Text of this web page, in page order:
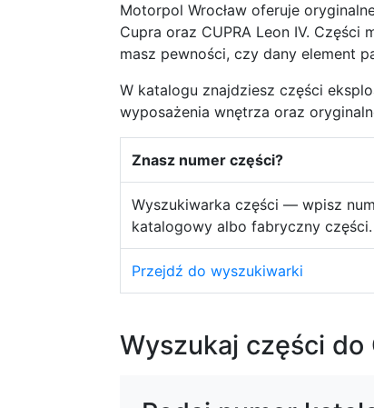
Motorpol Wrocław oferuje
Cupra oraz CUPRA Leon IV.
masz pewności, czy dany element
W katalogu znajdziesz części
wyposażenia wnętrza oraz
Znasz numer części?
Wyszukiwarka części — wpisz
katalogowy albo fabryczny części.
Przejdź do wyszukiwarki
Wyszukaj części do